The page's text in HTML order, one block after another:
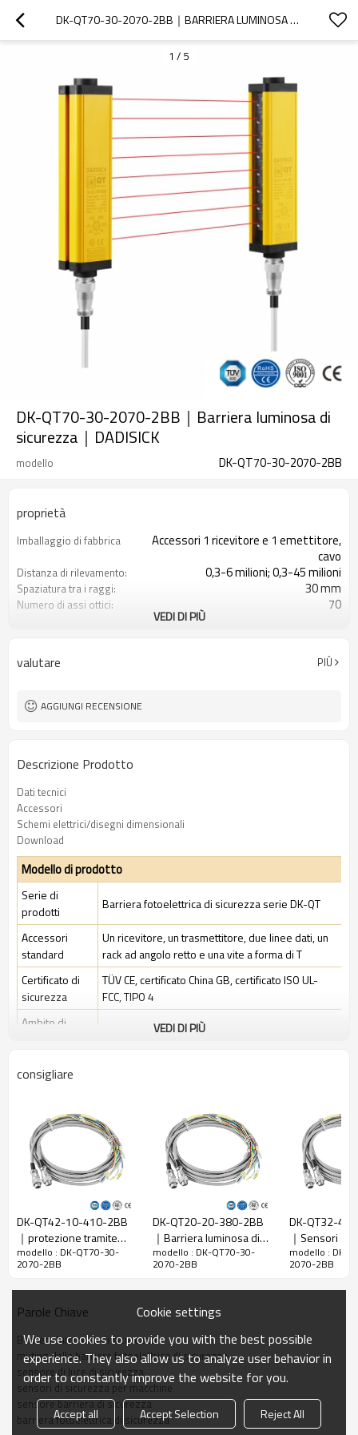
DK-QT70-30-2070-2BB｜BARRIERA LUMINOSA DI SICUREZZA｜DADISICK
1 / 5
DK-QT70-30-2070-2BB｜Barriera luminosa di
sicurezza｜DADISICK
modello DK-QT70-30-2070-2BB
proprietà
Imballaggio di fabbrica
Accessori 1 ricevitore e 1 emettitore,
cavo
Distanza di rilevamento: 0,3-6 milioni; 0,3-45 milioni
Spaziatura tra i raggi: 30 mm
Numero di assi ottici: 70
Spina di interfaccia Dotato di connettore M16
Certificazione:
VEDI DI PIÙ
valutare PIÙ
AGGIUNGI RECENSIONE
Descrizione Prodotto
Dati tecnici
Accessori
Schemi elettrici/disegni dimensionali
Download
Modello di prodotto
Serie di
prodotti
Barriera fotoelettrica di sicurezza serie DK-QT
Accessori
standard
Un ricevitore, un trasmettitore, due linee dati, un
rack ad angolo retto e una vite a forma di T
Certificato di
sicurezza
TÜV CE, certificato China GB, certificato ISO UL-
FCC, TIPO 4
Ambito di
Ambiente industriale standard
Caratteristiche
risoluzione
Controlla la
precisione
38 mm
Numero di
Altezza di
protezione
2070 mm
La dimensione
51mm*35mm*L, L è la lunghezza dell'emettitore e
Distanza di
30-6000 mm; 30-45000 mm
Tempo di
risposta
≤15ms
Dati meccanici
Materiale
VEDI DI PIÙ
consigliare
DK-QT42-10-410-2BB
｜protezione tramite
barriera fotoelettrica｜
DADISICK
modello : DK-QT70-30-
2070-2BB
DK-QT20-20-380-2BB
｜Barriera luminosa di
sicurezza｜DADISICK
modello : DK-QT70-30-
2070-2BB
DK-QT32-
｜Sensori di
per macchine
modello : DK-
2070-2BB
Parole Chiave
Barriera luminosa di sicurezza
muting della barriera fotoelettrica di sicurezza
sensore di luce di sicurezza
sensori di sicurezza per macchine
sensore barriera di sicurezza
barriera fotoelettrica di sicurezza
Cookie settings
We use cookies to provide you with the best possible
experience. They also allow us to analyze user behavior in
order to constantly improve the website for you.
Accept all Accept Selection Reject All